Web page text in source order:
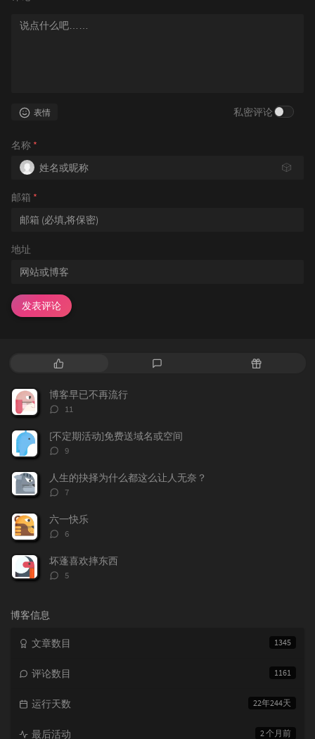
表情 私密评论
名称 *
🎲
邮箱 *
地址
发表评论
热
文
章
随
博客早已不再流行
评
数：
11
[不定期活动]免费送域名或空间
评
数：
9
人生的抉择为什么都这么让人无奈？
评
数：
7
六一快乐
评
数：
6
坏蓬喜欢摔东西
评
5
博客信息
1345
文章数目
1161
评论数目
22年244天
运行天数
2 个月前
最后活动